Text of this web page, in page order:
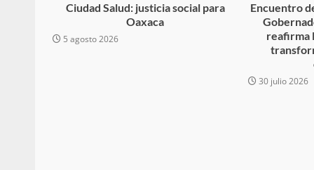
Ciudad Salud: justicia social para
Oaxaca
5 agosto 2026
Encuentro
reafirma
30 julio 2026